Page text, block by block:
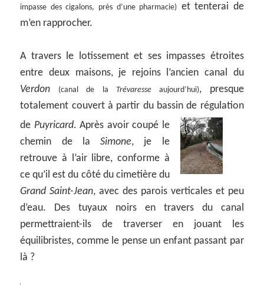
impasse des cigalons, près d’une pharmacie) et tenterai de
m’en rapprocher.
A travers le lotissement et ses impasses étroites
entre deux maisons, je rejoins l’ancien canal du
Verdon
(canal de la Trévaresseaujourd’hui), presque
totalement couvert à partir du bassin de régulation
de Puyricard.Après avoir coupé le
chemin de laSimone, je le
retrouve à l’air libre, conforme à
ce qu’il est du côté du cimetière du
Grand Saint-Jean, avec des parois verticales et peu
d’eau. Des tuyaux noirs en travers du canal
permettraient-ils de traverser en jouant les
équilibristes, comme le pense un enfant passant par
là ?